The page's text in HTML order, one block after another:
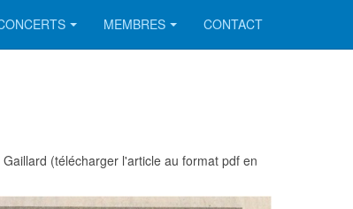
MEMBRES CONTACT
(télécharger l'article au format pdf en